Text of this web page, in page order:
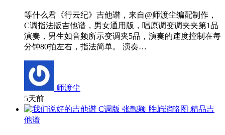
等什么君《行云纪》吉他谱，来自@师渡尘编配制作，
C调指法版吉他谱，男女通用版，唱原调变调夹夹第1品
演奏，男生如音频所示变调夹5品，演奏的速度控制在每
分钟80拍左右，指法简单。 演奏…
师渡尘
5天前
精品吉
他谱